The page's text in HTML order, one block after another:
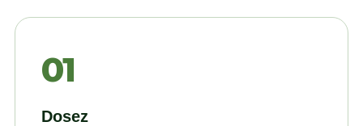
01
Dosez